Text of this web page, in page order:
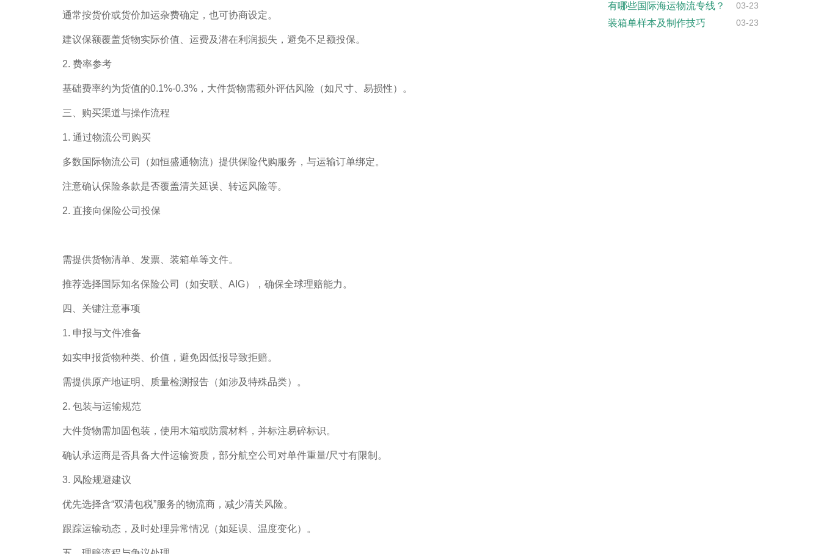
通常按货价或货价加运杂费确定，也可协商设定。
建议保额覆盖货物实际价值、运费及潜在利润损失，避免不足额投保。
2. 费率参考
基础费率约为货值的0.1%-0.3%，大件货物需额外评估风险（如尺寸、易损性）。
三、购买渠道与操作流程
1. 通过物流公司购买
多数国际物流公司（如恒盛通物流）提供保险代购服务，与运输订单绑定。
注意确认保险条款是否覆盖清关延误、转运风险等。
2. 直接向保险公司投保
需提供货物清单、发票、装箱单等文件。
推荐选择国际知名保险公司（如安联、AIG），确保全球理赔能力。
四、关键注意事项
1. 申报与文件准备
如实申报货物种类、价值，避免因低报导致拒赔。
需提供原产地证明、质量检测报告（如涉及特殊品类）。
2. 包装与运输规范
大件货物需加固包装，使用木箱或防震材料，并标注易碎标识。
确认承运商是否具备大件运输资质，部分航空公司对单件重量/尺寸有限制。
3. 风险规避建议
优先选择含“双清包税”服务的物流商，减少清关风险。
跟踪运输动态，及时处理异常情况（如延误、温度变化）。
有哪些国际海运物流专线？ 03-23
装箱单样本及制作技巧 03-23